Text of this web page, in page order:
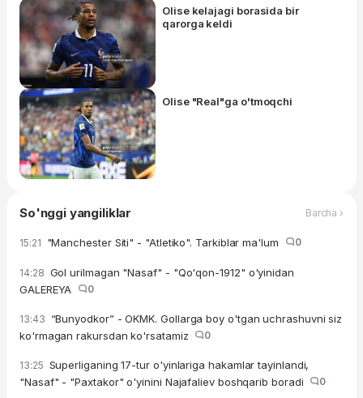
Olise kelajagi borasida bir
qarorga keldi
Olise "Real"ga o'tmoqchi
So'nggi yangiliklar Barcha ›
15:21 "Manchester Siti" - "Atletiko". Tarkiblar ma'lum 0
14:28 Gol urilmagan "Nasaf" - "Qo'qon-1912" o'yinidan
GALEREYA
0
13:43 “Bunyodkor” - OKMK. Gollarga boy o'tgan uchrashuvni siz
ko'rmagan rakursdan ko'rsatamiz
0
13:25 Superliganing 17-tur o'yinlariga hakamlar tayinlandi,
"Nasaf" - "Paxtakor" o'yinini Najafaliev boshqarib boradi
0